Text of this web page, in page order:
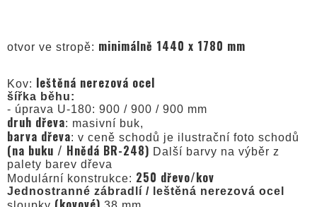
otvor ve stropě: minimálně 1440 x 1780 mm
Kov: leštěná nerezová ocel
šířka běhu:
- úprava U-180: 900 / 900 / 900 mm
druh dřeva: masivní buk,
barva dřeva: v ceně schodů je ilustrační foto schodů
(na buku / Hnědá BR-248) Další barvy na výběr z
palety barev dřeva
Modulární konstrukce: 250 dřevo/kov
Jednostranné zábradlí / leštěná nerezová ocel